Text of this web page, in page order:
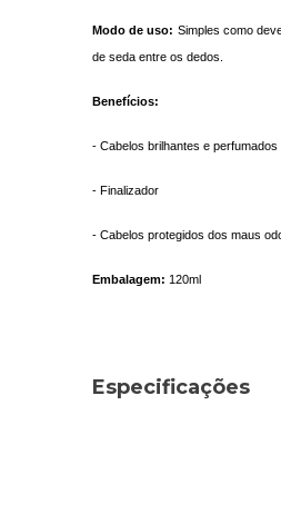
Modo de uso: Simples como
de seda entre os dedos.
Benefícios:
- Cabelos brilhantes e perfumados
- Finalizador
- Cabelos protegidos dos maus
Embalagem: 120ml
Especificações